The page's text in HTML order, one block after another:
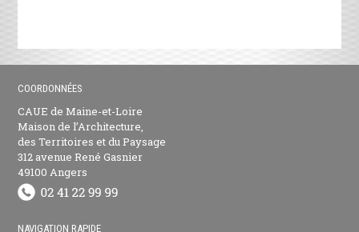
COORDONNÉES
CAUE de Maine-et-Loire
Maison de l’Architecture,
des Territoires et du Paysage
312 avenue René Gasnier
49100 Angers
NAVIGATION RAPIDE